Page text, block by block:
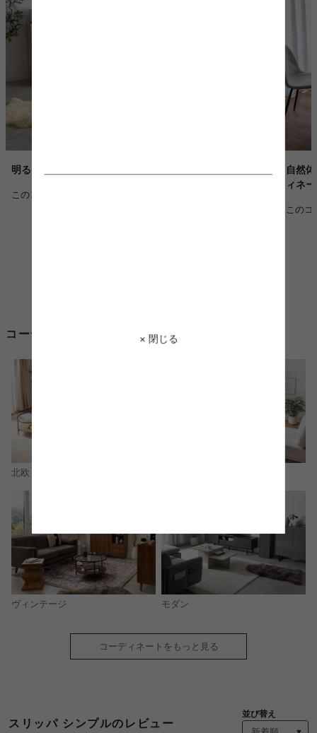
× 閉じる
明るく開放的に暮らす、洗練されたモダンインテリア
このコーディネートを詳しく見る >
自然
ィネ
この
コーディネートからスリッパ シンプルを探す
北欧
ヴィンテージ モダン
コーディネートをもっと見る
スリッパ シンプルのレビュー
並び替え